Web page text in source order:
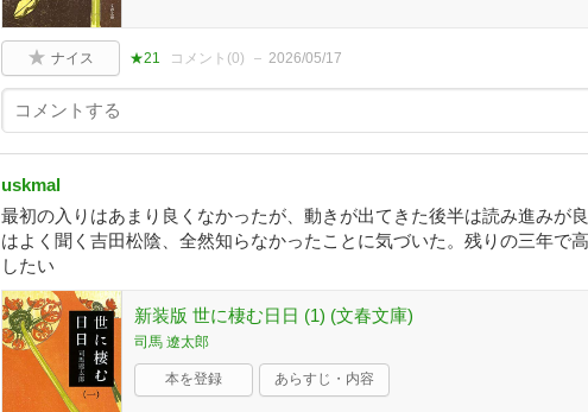
ナイス ★21 コメント(0) 2026/05/17
uskmal
最初の入りはあまり良くなかったが、動きが出てきた後半は読み進みが
はよく聞く吉田松陰、全然知らなかったことに気づいた。残りの三年で
したい
新装版 世に棲む日日 (1) (文春文庫)
司馬 遼太郎
本を登録 あらすじ・内容